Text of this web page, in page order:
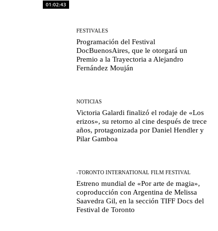
01:02:43
FESTIVALES
Programación del Festival
DocBuenosAires, que le otorgará un
Premio a la Trayectoria a Alejandro
Fernández Mouján
NOTICIAS
Victoria Galardi finalizó el rodaje de «Los
erizos», su retorno al cine después de trece
años, protagonizada por Daniel Hendler y
Pilar Gamboa
-TORONTO INTERNATIONAL FILM FESTIVAL
Estreno mundial de «Por arte de magia»,
coproducción con Argentina de Melissa
Saavedra Gil, en la sección TIFF Docs del
Festival de Toronto